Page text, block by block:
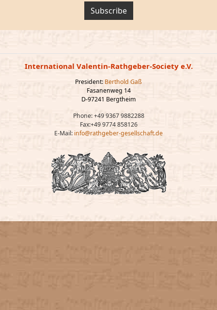
Subscribe
International Valentin-Rathgeber-Society e.V.
President: Berthold Gaß
Fasanenweg 14
D-97241 Bergtheim
Phone: +49 9367 9882288
Fax:+49 9774 858126
E-Mail: info@rathgeber-gesellschaft.de